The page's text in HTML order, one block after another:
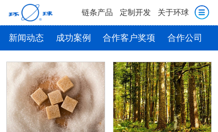
链条产品 定制开发 关于环球
新闻动态 成功案例 合作客户奖项 合作公司